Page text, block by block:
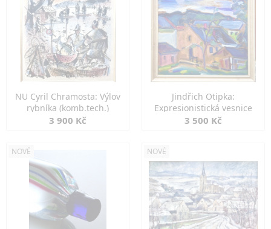
NU Cyril Chramosta: Výlov
rybníka (komb.tech.)
3 900 Kč
Jindřich Otipka:
Expresionistická vesnice
3 500 Kč
NOVÉ NOVÉ